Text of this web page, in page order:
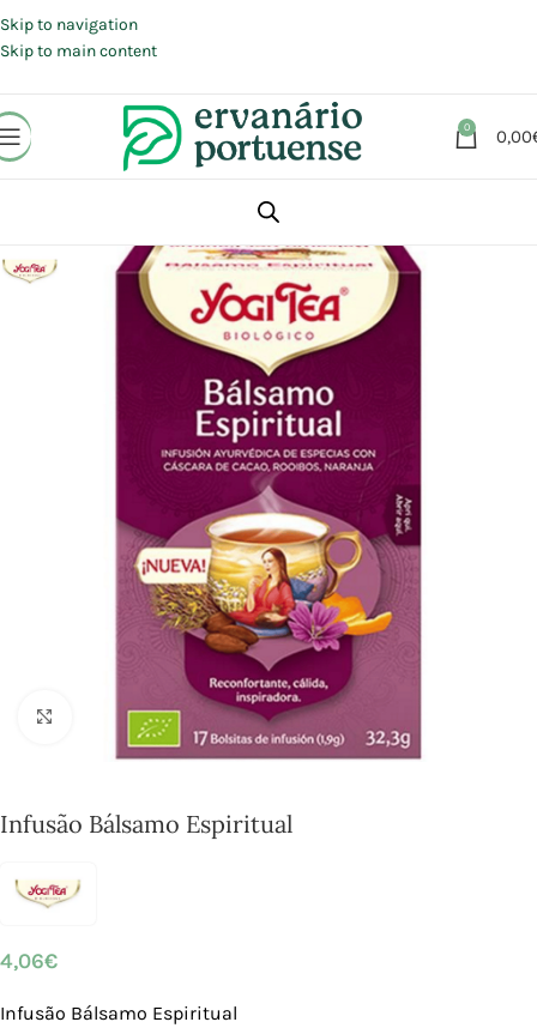
Skip to navigation
Skip to main content
0 0,00
Click to enlarge
Infusão Bálsamo Espiritual
4,06€
Infusão Bálsamo Espiritual